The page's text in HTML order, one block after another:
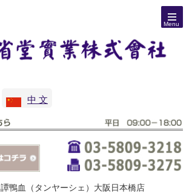
中 文
Menu
鴨血（タンヤーシェ）大阪日本橋店